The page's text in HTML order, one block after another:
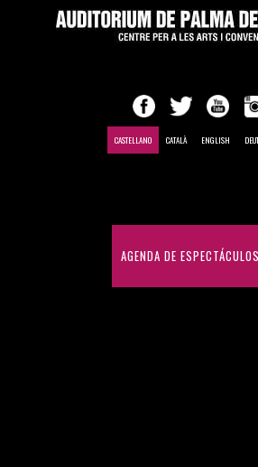
CASTELLANO CATALÀ ENGLISH
AGENDA DE ESPECTÁCULOS